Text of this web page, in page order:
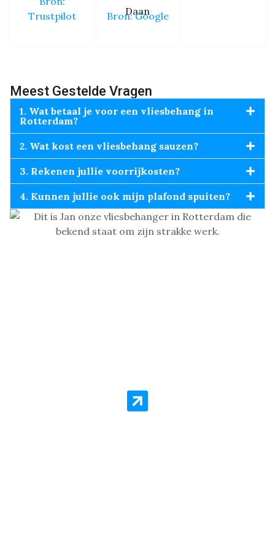
Trustpilot
Daan
Bron: Google
Meest Gestelde Vragen
1. Wat betaal je voor een vliesbehang in
Rotterdam?
2. Wat kost een vliesbehang sauzen?
3. Rekenen jullie voorrijkosten?
4. Kunnen jullie ook mijn plafond spuiten?